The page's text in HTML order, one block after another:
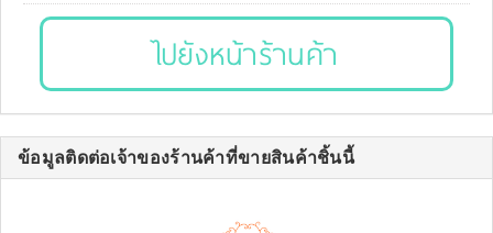
ไปยังหน้าร้านค้า
ข้อมูลติดต่อเจ้าของร้านค้าที่ขายสินค้าชิ้นนี้